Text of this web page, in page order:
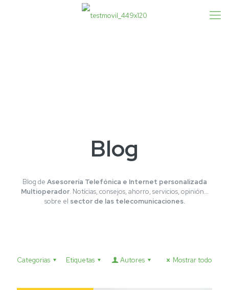
Blog
Blog de Asesorería Telefónica e Internet personalizada
Multioperador. Notícias, consejos, ahorro, servicios, opinión...
sobre el sector de las telecomunicaciones.
Categorias Etiquetas Autores Mostrar todo